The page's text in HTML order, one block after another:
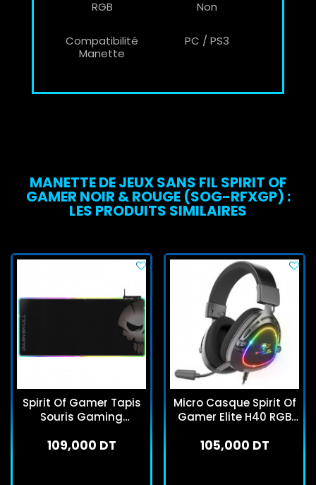
RGB Non
Compatibilité
Manette
PC / PS3
MANETTE DE JEUX SANS FIL SPIRIT OF
GAMER NOIR & ROUGE (SOG-RFXGP) :
LES PRODUITS SIMILAIRES
Spirit Of Gamer Tapis
Souris Gaming
109,000 DT
Micro Casque Spirit Of
Gamer Elite H40 RGB
105,000 DT